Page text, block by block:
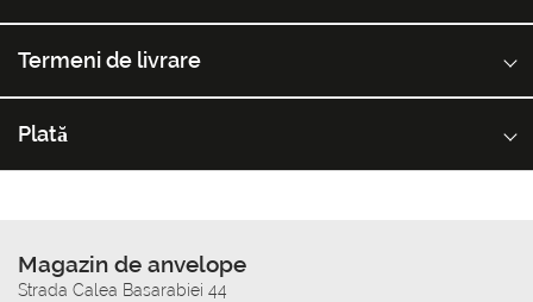
Termeni de livrare
Plată
Magazin de anvelope
Strada Calea Basarabiei 44